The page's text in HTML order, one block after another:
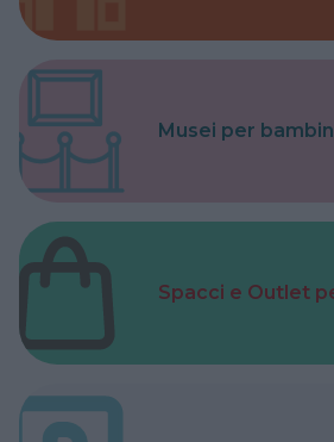
Musei per
Spacci e Outlet